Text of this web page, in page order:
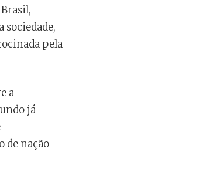
sociedade,
pela
a
já
de nação